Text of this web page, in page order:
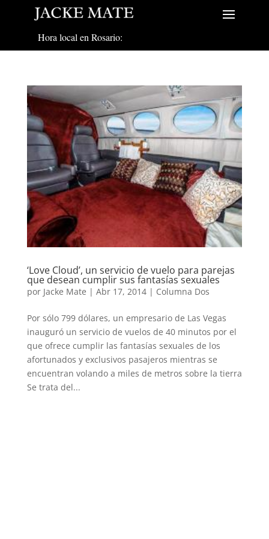
Hora local en Rosario:
‘Love Cloud’, un servicio de vuelo para parejas
que desean cumplir sus fantasías sexuales
por Jacke Mate | Abr 17, 2014| Columna Dos
Por sólo 799 dólares, un empresario de Las Vegas
inauguró un servicio de vuelos de 40 minutos por el
que ofrece cumplir las fantasías sexuales de los
afortunados y exclusivos pasajeros mientras se
encuentran volando a miles de metros sobre la tierra
Se trata del...